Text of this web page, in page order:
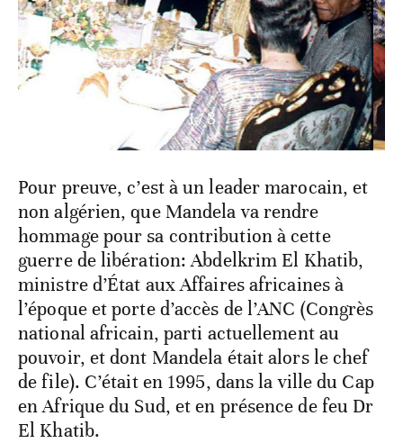
1/3
Pour preuve, c’est à un leader marocain, et
non algérien, que Mandela va rendre
hommage pour sa contribution à cette
guerre de libération: Abdelkrim El Khatib,
ministre d’État aux Affaires africaines à
l’époque et porte d’accès de l’ANC (Congrès
national africain, parti actuellement au
pouvoir, et dont Mandela était alors le chef
de file). C’était en 1995, dans la ville du Cap
en Afrique du Sud, et en présence de feu Dr
El Khatib.